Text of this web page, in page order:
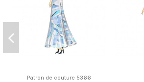
Patron de couture 5366